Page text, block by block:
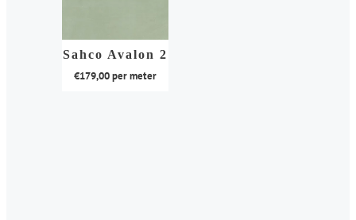
Sahco Avalon 2
€179,00per meter